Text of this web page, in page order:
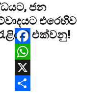
ජන
එරෙහිව
එක්වනු!
Facebook
WhatsApp
X